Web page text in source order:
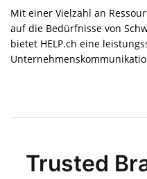
Mit einer Vielzahl an
auf die Bedürfnisse von
bietet HELP.ch eine
Trusted